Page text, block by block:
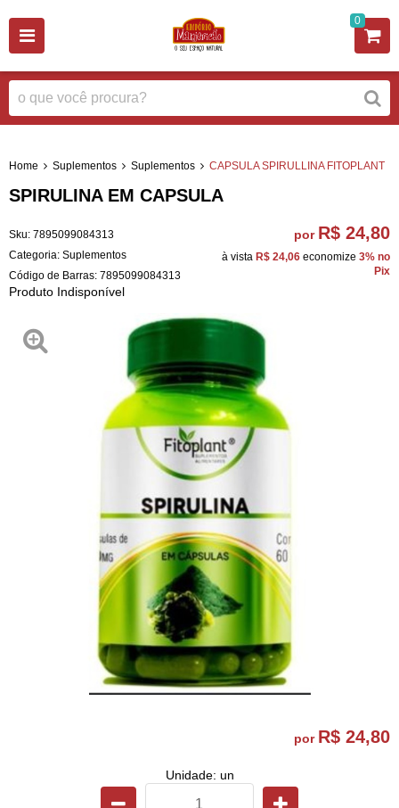
0
Home Suplementos Suplementos CAPSULA SPIRULLINA FITOPLANT
SPIRULINA EM CAPSULA
Sku: 7895099084313
Categoria: Suplementos
Código de Barras: 7895099084313
Produto Indisponível
por R$ 24,80
à vista R$ 24,06 economize 3% no
Pix
por R$ 24,80
Unidade: un